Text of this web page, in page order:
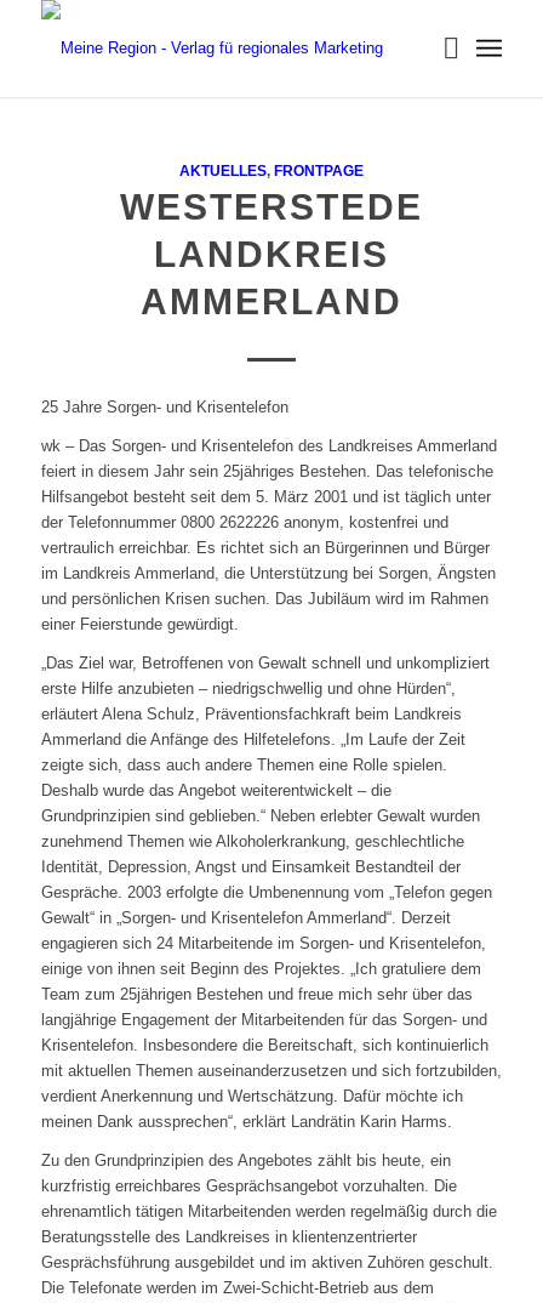
AKTUELLES, FRONTPAGE
WESTERSTEDE
LANDKREIS
AMMERLAND
25 Jahre Sorgen- und Krisentelefon
wk – Das Sorgen- und Krisentelefon des Landkreises Ammerland
feiert in diesem Jahr sein 25jähriges Bestehen. Das telefonische
Hilfsangebot besteht seit dem 5. März 2001 und ist täglich unter
der Telefonnummer 0800 2622226 anonym, kostenfrei und
vertraulich erreichbar. Es richtet sich an Bürgerinnen und Bürger
im Landkreis Ammerland, die Unterstützung bei Sorgen, Ängsten
und persönlichen Krisen suchen. Das Jubiläum wird im Rahmen
einer Feierstunde gewürdigt.
„Das Ziel war, Betroffenen von Gewalt schnell und unkompliziert
erste Hilfe anzubieten – niedrigschwellig und ohne Hürden“,
erläutert Alena Schulz, Präventionsfachkraft beim Landkreis
Ammerland die Anfänge des Hilfetelefons. „Im Laufe der Zeit
zeigte sich, dass auch andere Themen eine Rolle spielen.
Deshalb wurde das Angebot weiterentwickelt – die
Grundprinzipien sind geblieben.“ Neben erlebter Gewalt wurden
zunehmend Themen wie Alkoholerkrankung, geschlechtliche
Identität, Depression, Angst und Einsamkeit Bestandteil der
Gespräche. 2003 erfolgte die Umbenennung vom „Telefon gegen
Gewalt“ in „Sorgen- und Krisentelefon Ammerland“. Derzeit
engagieren sich 24 Mitarbeitende im Sorgen- und Krisentelefon,
einige von ihnen seit Beginn des Projektes. „Ich gratuliere dem
Team zum 25jährigen Bestehen und freue mich sehr über das
langjährige Engagement der Mitarbeitenden für das Sorgen- und
Krisentelefon. Insbesondere die Bereitschaft, sich kontinuierlich
mit aktuellen Themen auseinanderzusetzen und sich fortzubilden,
verdient Anerkennung und Wertschätzung. Dafür möchte ich
meinen Dank aussprechen“, erklärt Landrätin Karin Harms.
Zu den Grundprinzipien des Angebotes zählt bis heute, ein
kurzfristig erreichbares Gesprächsangebot vorzuhalten. Die
ehrenamtlich tätigen Mitarbeitenden werden regelmäßig durch die
Beratungsstelle des Landkreises in klientenzentrierter
Gesprächsführung ausgebildet und im aktiven Zuhören geschult.
Die Telefonate werden im Zwei-Schicht-Betrieb aus dem